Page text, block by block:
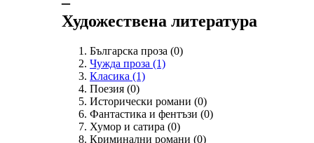
Художествена литература
Българска проза (0)
Чужда проза (1)
Класика (1)
Поезия (0)
Исторически романи (0)
Фантастика и фентъзи (0)
Хумор и сатира (0)
Криминални романи (0)